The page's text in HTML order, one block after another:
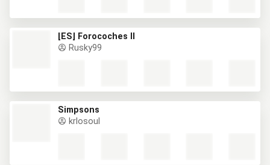
[ES] Forocoches II
Rusky99
Simpsons
krlosoul